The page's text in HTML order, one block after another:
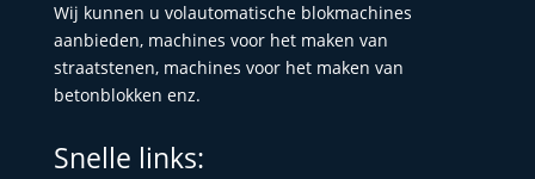
Wij kunnen u volautomatische blokmachines
aanbieden, machines voor het maken van
straatstenen, machines voor het maken van
betonblokken enz.
Snelle links: